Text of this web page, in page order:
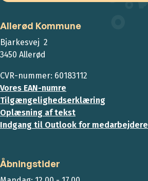
Allerød Kommune
Bjarkesvej 2
3450 Allerød
CVR-nummer: 60183112
Vores EAN-numre
Tilgængelighedserklæring
Oplæsning af tekst
Indgang til Outlook for medarbejdere
Åbningstider